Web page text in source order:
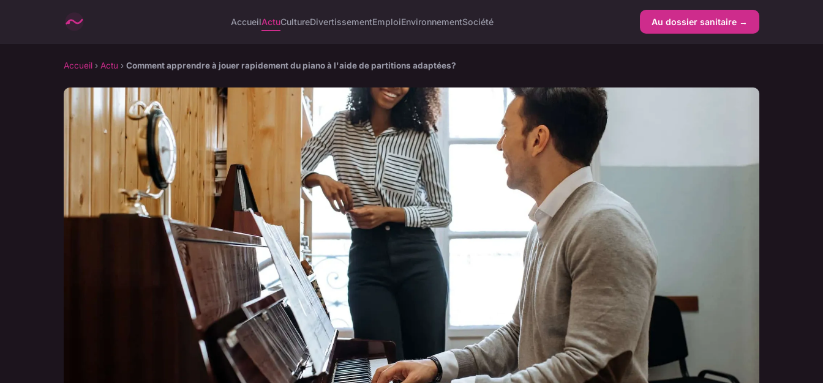
AccueilActuCultureDivertissementEmploiEnvironnementSociété Au dossier sanitaire →
Accueil › Actu › Comment apprendre à jouer rapidement du piano à l'aide de partitions adaptées?